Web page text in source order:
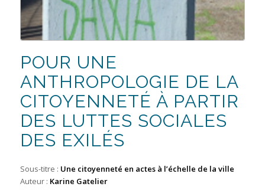
POUR UNE
ANTHROPOLOGIE DE LA
CITOYENNETÉ À PARTIR
DES LUTTES SOCIALES
DES EXILÉS
Sous-titre : Une citoyenneté en actes à l’échelle de la ville
Auteur : Karine Gatelier